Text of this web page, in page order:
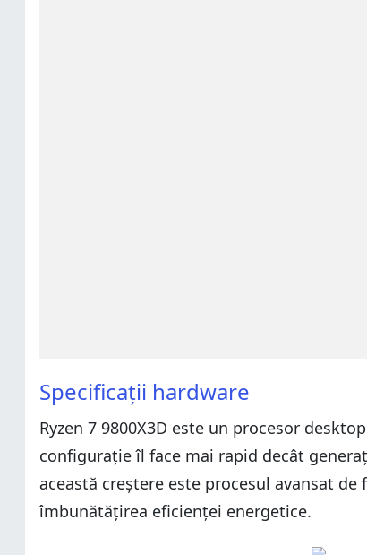
Specificații hardware
Ryzen 7 9800X3D este un procesor
configurație îl face mai rapid decât
această creștere este procesul avansat
îmbunătățirea eficienței energetice.